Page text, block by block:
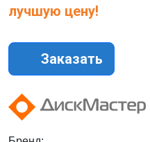
лучшую цену!
Заказать